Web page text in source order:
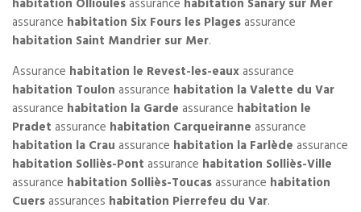
habitation Ollioulesassurance habitation Sanary sur Mer
assurance habitation Six Fours les Plagesassurance
habitation Saint Mandrier sur Mer.
Assurance habitation le Revest-les-eauxassurance
habitation Toulon assurance habitation la Valette du Var
assurance habitation la Garde assurance habitation le
Pradet assurance habitation Carqueiranne assurance
habitation la Crau assurance habitation la Farlède assurance
habitation Solliès-Pont assurance habitation Solliès-Ville
assurance habitation Solliès-Toucasassurance habitation
Cuersassurances habitation Pierrefeu du Var.